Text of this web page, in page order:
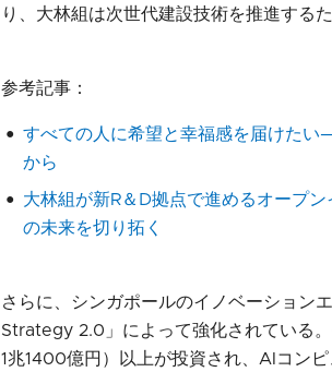
り、大林組は次世代建設技術を推進する
参考記事：
すべての人に希望と幸福感を届けた
から
大林組が新R＆D拠点で進めるオープ
の未来を切り拓く
さらに、シンガポールのイノベーション
Strategy 2.0」によって強化されている
1兆1400億円）以上が投資され、AIコン